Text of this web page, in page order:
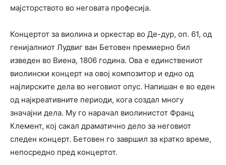
мајсторството во неговата професија.
Концертот за виолина и оркестар во Де-дур, оп. 61, од
генијалниот Лудвиг ван Бетовен премиерно бил
изведен во Виена, 1806 година. Ова е единствениот
виолински концерт на овој композитор и едно од
најлирските дела во неговиот опус. Напишан е во еден
од најкреативните периоди, кога создал многу
значајни дела. Му го нарачал виолинистот Франц
Клемент, кој сакал драматично дело за неговиот
следен концерт. Бетовен го завршил за кратко време,
непосредно пред концертот.